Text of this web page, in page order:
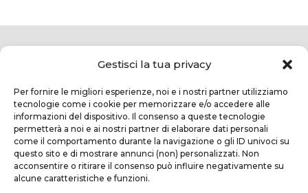
Gestisci la tua privacy
Per fornire le migliori esperienze, noi e i nostri partner utilizziamo
tecnologie come i cookie per memorizzare e/o accedere alle
informazioni del dispositivo. Il consenso a queste tecnologie
permetterà a noi e ai nostri partner di elaborare dati personali
come il comportamento durante la navigazione o gli ID univoci su
questo sito e di mostrare annunci (non) personalizzati. Non
acconsentire o ritirare il consenso può influire negativamente su
alcune caratteristiche e funzioni.
TEKNOFORM SRL